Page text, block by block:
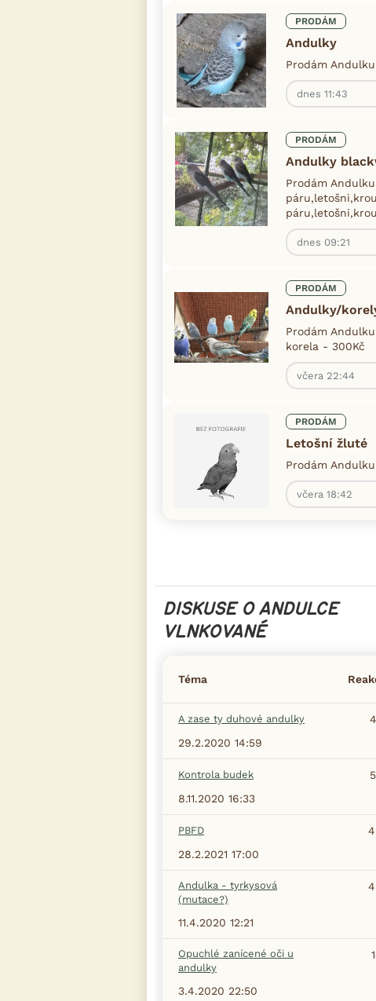
PRODÁM
Andulky
Prodám
dnes 11:43
PRODÁM
Andulky
Prodám
dnes 09:21
PRODÁM
Andulky/
Prodám
korela - 300Kč
včera 22:44
PRODÁM
Letošní žluté
Prodám
včera 18:42
DISKUSE O ANDULCE
VLNKOVANÉ
Téma
A zase ty duhové andulky
29.2.2020 14:59
Kontrola budek
8.11.2020 16:33
PBFD
28.2.2021 17:00
Andulka - tyrkysová
(mutace?)
11.4.2020 12:21
Opuchlé zanícené oči u
andulky
3.4.2020 22:50